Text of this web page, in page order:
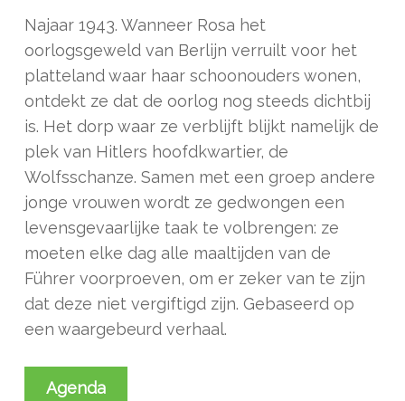
Najaar 1943. Wanneer Rosa het
oorlogsgeweld van Berlijn verruilt voor het
platteland waar haar schoonouders wonen,
ontdekt ze dat de oorlog nog steeds dichtbij
is. Het dorp waar ze verblijft blijkt namelijk de
plek van Hitlers hoofdkwartier, de
Wolfsschanze. Samen met een groep andere
jonge vrouwen wordt ze gedwongen een
levensgevaarlijke taak te volbrengen: ze
moeten elke dag alle maaltijden van de
Führer voorproeven, om er zeker van te zijn
dat deze niet vergiftigd zijn. Gebaseerd op
een waargebeurd verhaal.
Agenda